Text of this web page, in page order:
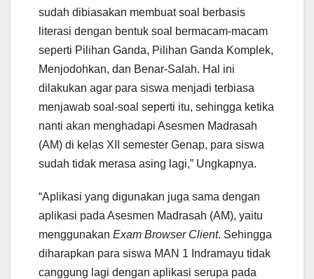
sudah dibiasakan membuat soal berbasis
literasi dengan bentuk soal bermacam-macam
seperti Pilihan Ganda, Pilihan Ganda Komplek,
Menjodohkan, dan Benar-Salah. Hal ini
dilakukan agar para siswa menjadi terbiasa
menjawab soal-soal seperti itu, sehingga ketika
nanti akan menghadapi Asesmen Madrasah
(AM) di kelas XII semester Genap, para siswa
sudah tidak merasa asing lagi,” Ungkapnya.
“Aplikasi yang digunakan juga sama dengan
aplikasi pada Asesmen Madrasah (AM), yaitu
menggunakan Exam Browser Client. Sehingga
diharapkan para siswa MAN 1 Indramayu tidak
canggung lagi dengan aplikasi serupa pada